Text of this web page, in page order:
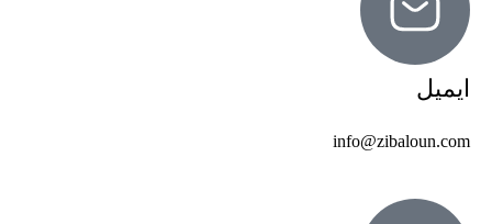
ایمیل
info@zibaloun.com